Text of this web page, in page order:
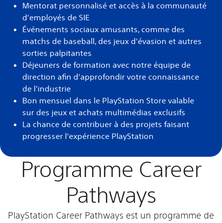
Mentorat personnalisé et accès à la communauté
d'employés de SIE
Événements sociaux amusants, comme des
matchs de baseball, des jeux d'évasion et autres
sorties palpitantes
Déjeuners de formation avec notre équipe de
direction afin d'approfondir votre connaissance
de l'industrie
Bon mensuel dans le PlayStation Store valable
sur des jeux et achats multimédias exclusifs
La chance de contribuer à des projets faisant
progresser l'expérience PlayStation
Programme Career
Pathways
PlayStation Career Pathways est un programme de